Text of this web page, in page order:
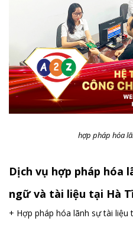
hợp pháp hóa
Dịch vụ hợp pháp hóa
ngữ và tài liệu tại Hà
+ Hợp pháp hóa lãnh sự tài liệu